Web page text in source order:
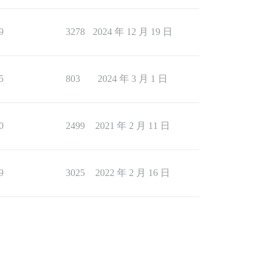
3278 2024 年 12 月 19 日
803 2024 年 3 月 1 日
2499 2021 年 2 月 11 日
3025 2022 年 2 月 16 日